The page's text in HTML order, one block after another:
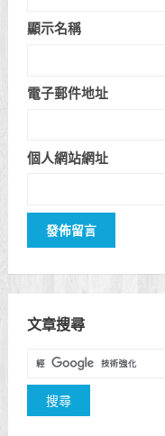
顯示名稱
電子郵件地址
個人網站網址
文章搜尋